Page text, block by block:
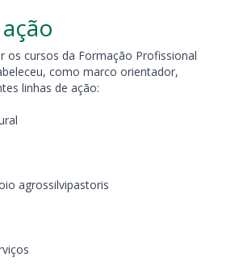
os cursos da Formação Profissional
como marco orientador,
linhas de ação:
agrossilvipastoris